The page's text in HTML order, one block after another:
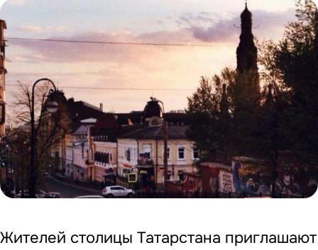
Жителей столицы Татарстана приглашают